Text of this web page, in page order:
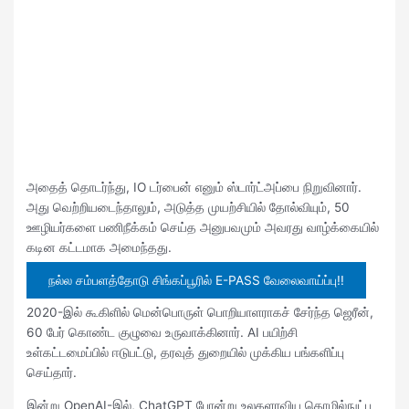
அதைத் தொடர்ந்து, IO டர்பைன் எனும் ஸ்டார்ட்அப்பை நிறுவினார்.
அது வெற்றியடைந்தாலும், அடுத்த முயற்சியில் தோல்வியும், 50
ஊழியர்களை பணிநீக்கம் செய்த அனுபவமும் அவரது வாழ்க்கையில்
கடின கட்டமாக அமைந்தது.
நல்ல சம்பளத்தோடு சிங்கப்பூரில் E-PASS வேலைவாய்ப்பு!!
2020-இல் கூகிளில் மென்பொருள் பொறியாளராகச் சேர்ந்த ஜெரீன்,
60 பேர் கொண்ட குழுவை உருவாக்கினார். AI பயிற்சி
உள்கட்டமைப்பில் ஈடுபட்டு, தரவுத் துறையில் முக்கிய பங்களிப்பு
செய்தார்.
இன்று OpenAI-இல், ChatGPT போன்று உலகளாவிய தொழில்நுட்ப